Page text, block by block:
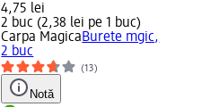
4,75 lei
2 buc (2,38 lei pe 1 buc)
Carpa MagicaBurete mgic,
2 buc
(13)
Notă